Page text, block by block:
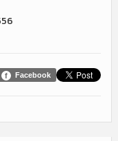
Facebook